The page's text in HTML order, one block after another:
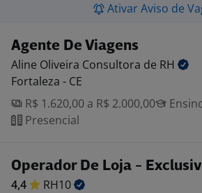
Ativar Aviso de
Agente De Viagens
Aline Oliveira Consultora de RH
Fortaleza - CE
R$ 1.620,00 a R$ 2.000,00
Presencial
Operador De Loja -
4,4
RH10